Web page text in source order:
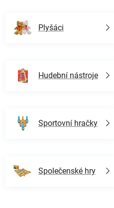
Plyšáci
Hudební nástroje
Sportovní hračky
Společenské hry